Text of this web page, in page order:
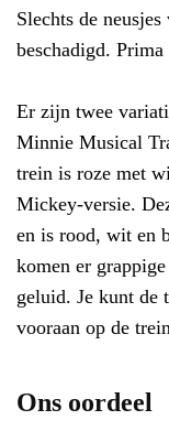
Slechts de
beschadigd. Prima
Er zijn twee
Minnie Musical
trein is roze met
Mickey-versie.
en is rood, wit en
komen er
geluid. Je kunt de
vooraan op de
Ons oordeel